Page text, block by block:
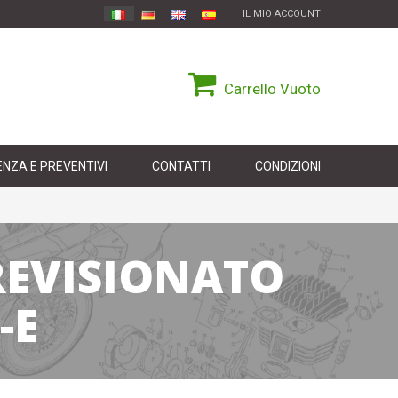
IL MIO ACCOUNT
Carrello Vuoto
E PREVENTIVI CONTATTI CONDIZIONI